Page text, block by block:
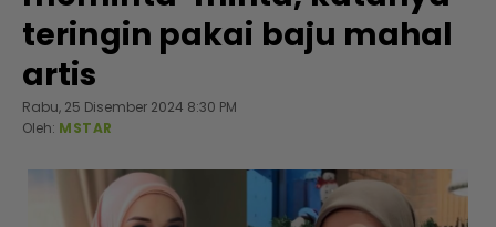
teringin pakai baju mahal
artis
Rabu, 25 Disember 2024 8:30 PM
Oleh: MSTAR